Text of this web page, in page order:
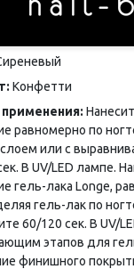
и
и
Конфетти
применения:
равномерно по
или с
В UV/LED лампе.
гель-лака Longe,
гель-лак по
60/120 сек. В UV/
этапов для
финишного